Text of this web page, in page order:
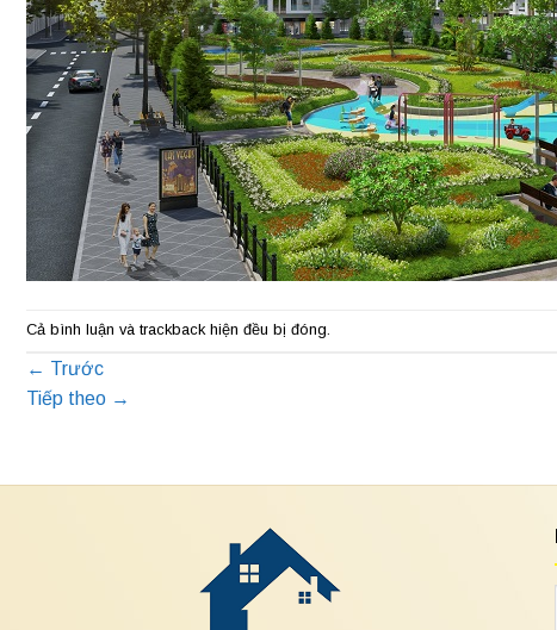
Cả bình luận và trackback hiện đều bị đóng.
← Trước
Tiếp theo →